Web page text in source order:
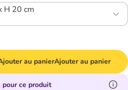
H 20 cm
au panierAjouter au panier
ce produit